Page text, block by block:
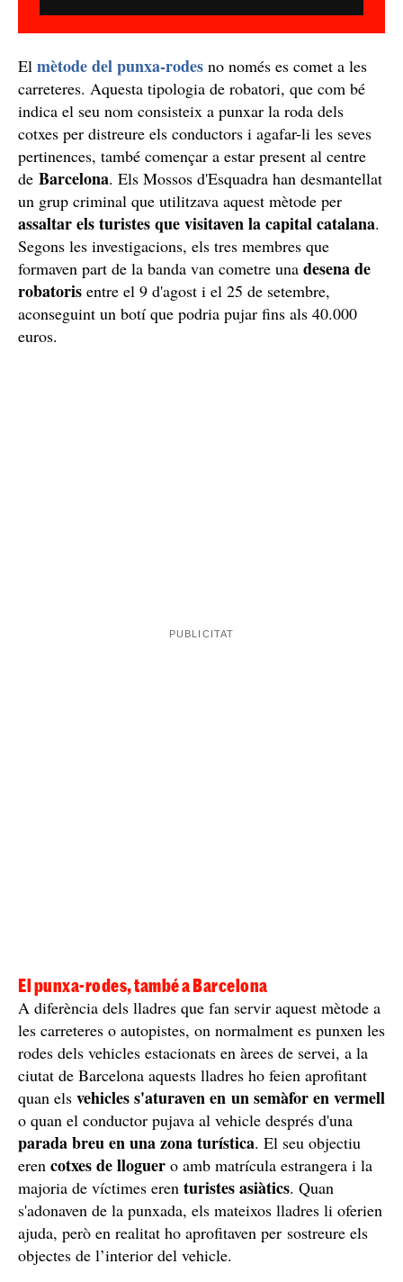
El mètode del punxa-rodes no només es comet a les
carreteres. Aquesta tipologia de robatori, que com bé
indica el seu nom consisteix a punxar la roda dels
cotxes per distreure els conductors i agafar-li les seves
pertinences, també començar a estar present al centre
de Barcelona. Els Mossos d'Esquadra han desmantellat
un grup criminal que utilitzava aquest mètode per
assaltar els turistes que visitaven la capital catalana.
Segons les investigacions, els tres membres que
formaven part de la banda van cometre una desena de
robatoris entre el 9 d'agost i el 25 de setembre,
aconseguint un botí que podria pujar fins als 40.000
euros.
El punxa-rodes, també a Barcelona
A diferència dels lladres que fan servir aquest mètode a
les carreteres o autopistes, on normalment es punxen les
rodes dels vehicles estacionats en àrees de servei, a la
ciutat de Barcelona aquests lladres ho feien aprofitant
quan els vehicles s'aturaven en un semàfor en vermell
o quan el conductor pujava al vehicle després d'una
parada breu en una zona turística. El seu objectiu
eren cotxes de lloguer o amb matrícula estrangera i la
majoria de víctimes eren turistes asiàtics. Quan
s'adonaven de la punxada, els mateixos lladres li oferien
ajuda, però en realitat ho aprofitaven per sostreure els
objectes de l’interior del vehicle.